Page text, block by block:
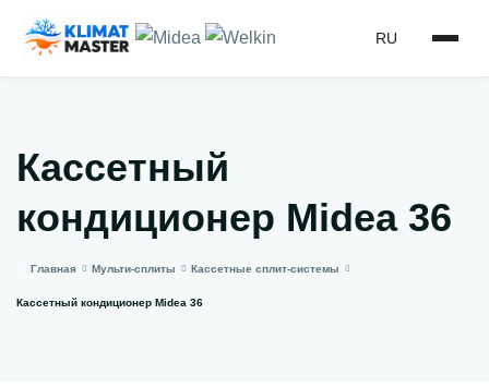
RU
Кассетный
кондиционер Midea 36
Главная Мульти-сплиты Кассетные сплит-системы
Кассетный кондиционер Midea 36